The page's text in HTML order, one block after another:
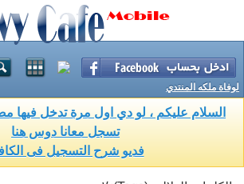
لوفاة ملكه المنتدي
السلام عليكم ، لو دي اول مرة تدخل فيها
تسجل معانا دوس هنا
فديو شرح التسجيل فى